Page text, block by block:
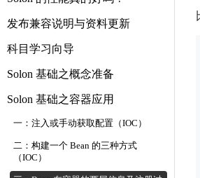
发布兼容说明与资料更新
科目学习向导
Solon 基础之概念准备
Solon 基础之容器应用
一：注入或手动获取配置（IOC）
二：构建一个 Bean 的三种方式
（IOC）